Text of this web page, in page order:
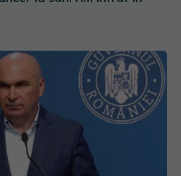
spitale în contextul